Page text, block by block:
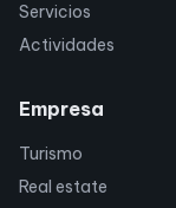
Servicios
Actividades
Empresa
Turismo
Real estate